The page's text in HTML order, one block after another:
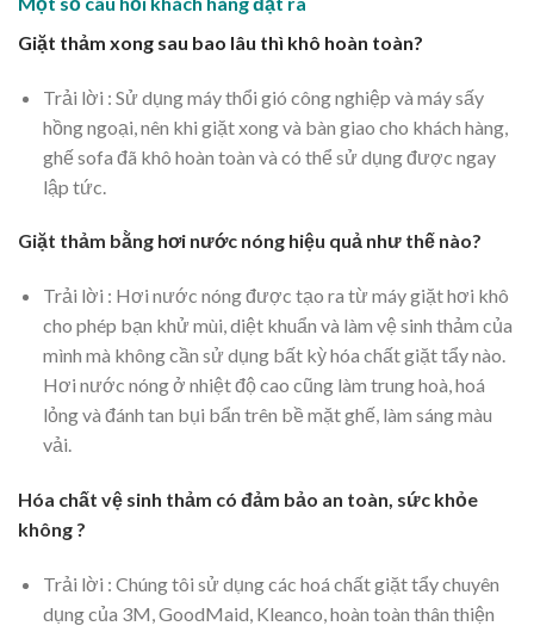
Giặt thảm xong sau bao lâu thì khô hoàn toàn?
Trải lời : Sử dụng máy thổi gió công nghiệp và máy sấy
hồng ngoại, nên khi giặt xong và bàn giao cho khách hàng,
ghế sofa đã khô hoàn toàn và có thể sử dụng được ngay
lập tức.
Giặt thảm bằng hơi nước nóng hiệu quả như thế nào?
Trải lời : Hơi nước nóng được tạo ra từ máy giặt hơi khô
cho phép bạn khử mùi, diệt khuẩn và làm vệ sinh thảm của
mình mà không cần sử dụng bất kỳ hóa chất giặt tẩy nào.
Hơi nước nóng ở nhiệt độ cao cũng làm trung hoà, hoá
lỏng và đánh tan bụi bẩn trên bề mặt ghế, làm sáng màu
vải.
Hóa chất vệ sinh thảm có đảm bảo an toàn, sức khỏe
không ?
Trải lời : Chúng tôi sử dụng các hoá chất giặt tẩy chuyên
dụng của 3M, GoodMaid, Kleanco, hoàn toàn thân thiện